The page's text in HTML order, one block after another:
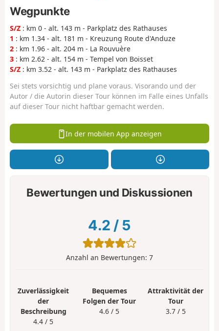
Wegpunkte
S/Z : km 0 - alt. 143 m - Parkplatz des Rathauses
1 : km 1.34 - alt. 181 m - Kreuzung Route d'Anduze
2 : km 1.96 - alt. 204 m - La Rouvuère
3 : km 2.62 - alt. 154 m - Tempel von Boisset
S/Z : km 3.52 - alt. 143 m - Parkplatz des Rathauses
Sei stets vorsichtig und plane voraus. Visorando und der
Autor / die Autorin dieser Tour können im Falle eines Unfalls
auf dieser Tour nicht haftbar gemacht werden.
In der mobilen App anzeigen
Bewertungen und Diskussionen
4.2 / 5
Anzahl an Bewertungen: 7
Zuverlässigkeit
der
Beschreibung
4.4 / 5
Bequemes
Folgen der Tour
4.6 / 5
Attraktivität der
Tour
3.7 / 5